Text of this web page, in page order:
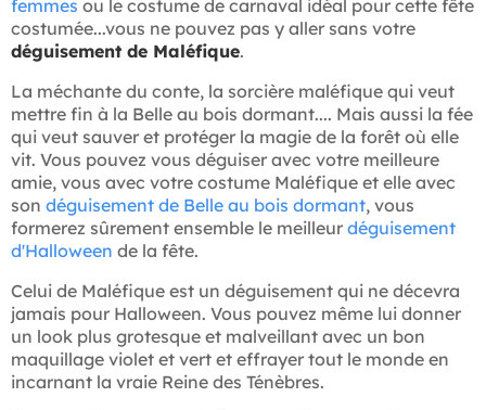
femmes ou le costume de carnaval idéal pour cette fête
costumée...vous ne pouvez pas y aller sans votre
déguisement de Maléfique.
La méchante du conte, la sorcière maléfique qui veut
mettre fin à la Belle au bois dormant.... Mais aussi la fée
qui veut sauver et protéger la magie de la forêt où elle
vit. Vous pouvez vous déguiser avec votre meilleure
amie, vous avec votre costume Maléfique et elle avec
son déguisement de Belle au bois dormant, vous
formerez sûrement ensemble le meilleur déguisement
d'Halloween de la fête.
Celui de Maléfique est un déguisement qui ne décevra
jamais pour Halloween. Vous pouvez même lui donner
un look plus grotesque et malveillant avec un bon
maquillage violet et vert et effrayer tout le monde en
incarnant la vraie Reine des Ténèbres.